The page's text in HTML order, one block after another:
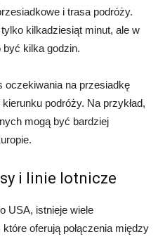
i trasa podróży.
kilkadziesiąt minut, ale w
kilka godzin.
oczekiwania na przesiadkę
podróży. Na przykład,
mogą być bardziej
i linie lotnicze
USA, istnieje wiele
oferują połączenia między